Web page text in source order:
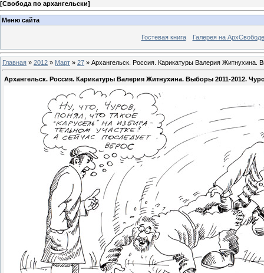
[Свобода по архангельски]
Меню сайта
Гостевая книга Галерея на АрхСвободе
Главная » 2012 » Март » 27 » Архангельск. Россия. Карикатуры Валерия Житнухина.
Архангельск. Россия. Карикатуры Валерия Житнухина. Выборы 2011-2012.